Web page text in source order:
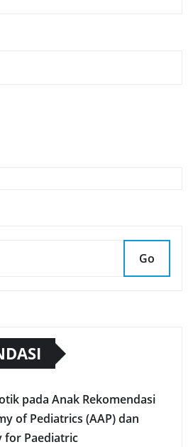
Go
pada Anak Rekomendasi
of Pediatrics (AAP) dan
for Paediatric